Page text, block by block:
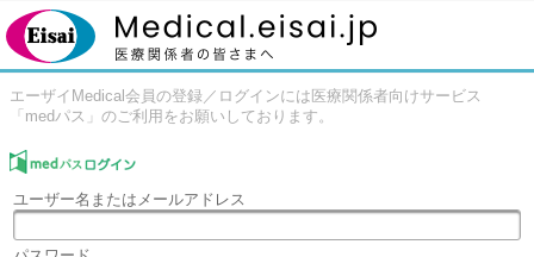
エーザイMedical会員の登録／ログインには医療関係者向けサービス
「medパス」のご利用をお願いしております。
ユーザー名またはメールアドレス